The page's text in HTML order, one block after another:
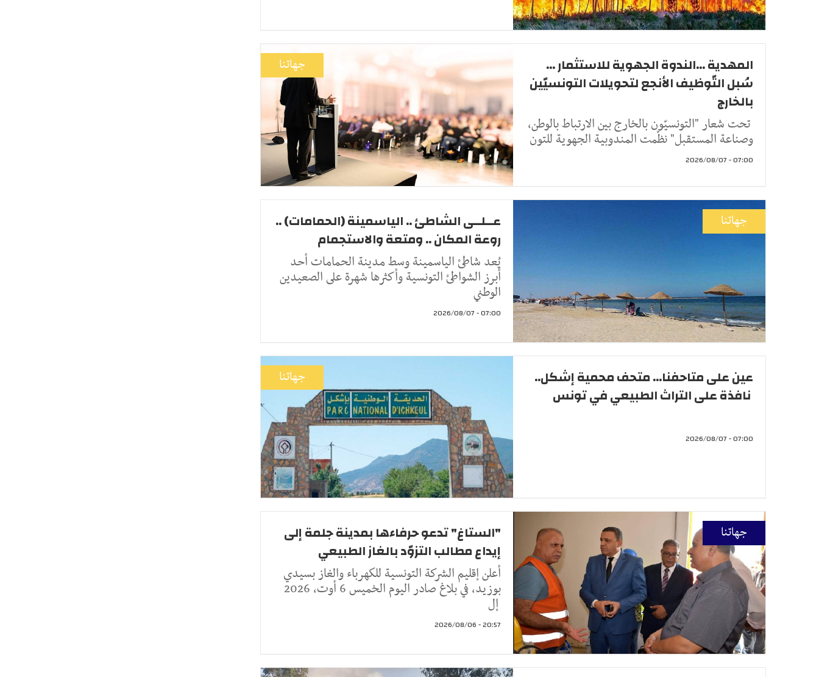
جهاتنا
المهدية ...الندوة الجهوية للاستثمار ...
سُبل التّوظيف الأنجع لتحويلات التونسيّين
بالخارج
تحت شعار "التونسيّون بالخارج بين الارتباط بالوطن،
وصناعة المستقبل" نظّمت المندوبية الجهوية للتون
07:00 - 2026/08/07
جهاتنا
عــلــى الشاطئ .. الياسمينة (الحمامات) ..
روعة المكان .. ومتعة والاستجمام
يُعد شاطئ الياسمينة وسط مدينة الحمامات أحد
أبرز الشواطئ التونسية وأكثرها شهرة على الصعيدين
الوطني
07:00 - 2026/08/07
جهاتنا
عين على متاحفنا... متحف محمية إشكل..
نافذة على التراث الطبيعي في تونس
07:00 - 2026/08/07
جهاتنا
"الستاغ" تدعو حرفاءها بمدينة جلمة إلى
إيداع مطالب التزوّد بالغاز الطبيعي
أعلن إقليم الشركة التونسية للكهرباء والغاز بسيدي
بوزيد، في بلاغ صادر اليوم الخميس 6 أوت، 2026
إل
20:57 - 2026/08/06